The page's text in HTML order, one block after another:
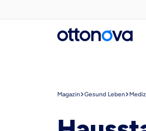
Magazin Gesund Leben